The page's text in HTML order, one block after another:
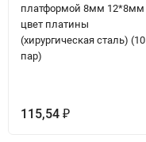
платформой 8мм 12*8мм
цвет платины
(хирургическая сталь) (10
пар)
115,54 ₽